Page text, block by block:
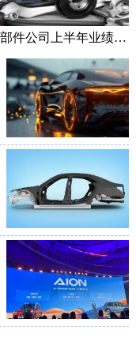
汽车零部件公司上半年业绩频预喜 加速拓展海外市场